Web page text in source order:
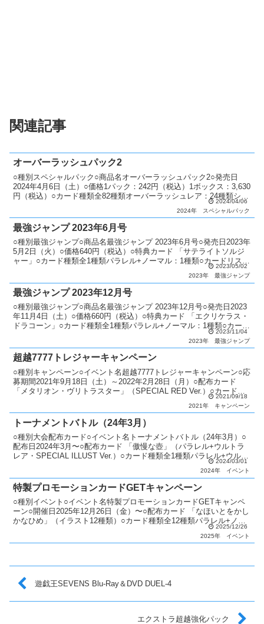
関連記事
オーバーラッシュパック2
○種別スペシャルパック○商品名オーバーラッシュパック2○発売日
2024年4月6日（土）○価格1パック：242円（税込）1ボックス：3,630
円（税込）○カード種類全82種類オーバーラッシュレア：24種類シー
2024/04/06
2024年
スペシャルパック
最強ジャンプ 2023年6月号
○種別最強ジャンプ○商品名最強ジャンプ 2023年6月号○発売日2023年
5月2日（火）○価格640円（税込）○特典カード 「サテライトソルジ
ャー」○カード種類全1種類パラレル+ノーマル：1種類○カードリスト
2023/05/02
2023年
最強ジャンプ
最強ジャンプ 2023年12月号
○種別最強ジャンプ○商品名最強ジャンプ 2023年12月号○発売日2023
年11月4日（土）○価格660円（税込）○特典カード 「エクリケラス・
ドラコーン」○カード種類全1種類パラレル+ノーマル：1種類○カード
2023/11/04
2023年
最強ジャンプ
超越7777トレジャーキャンペーン
○種別キャンペーン○イベント名超越7777トレジャーキャンペーン○応
募期間2021年9月18日（土）～2022年2月28日（月）○配布カード
「メタリオン・ヴリトラスター」（SPECIAL RED Ver.）○カード種
2021/09/18
2021年
キャンペーン
トーナメントバトル（24年3月）
○種別大会配布カード○イベント名トーナメントバトル（24年3月）○
配布日2024年3月〜○配布カード 「傲慢な壺」（パラレル+ウルトラ
レア・SPECIAL ILLUST Ver.）○カード種類全1種類パラレル+ウルト
2024/03/01
2024年
イベント
特製プロモーションカードGETキャンペーン
○種別イベント○イベント名特製プロモーションカードGETキャンペ
ーン○開催日2025年12月26日（金）〜○配布カード 「なほいとをかし
かなひめ」（イラスト12種類）○カード種類全12種類パラレル+ノー
2025/12/26
2025年
イベント
遊戯王SEVENS Blu-Ray＆DVD DUEL-4
エクストラ超越強化パック